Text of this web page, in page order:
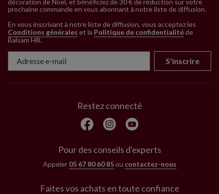
décoration de Noël, et bénéficiez de 30 € de réduction sur votre
prochaine commande en vous abonnant à notre liste de diffusion.
En vous inscrivant à notre liste de diffusion, vous acceptez les
Conditions générales et la Politique de confidentialitéde
Balsam Hill.
S'inscrire
Restez connecté
Pour des conseils d'experts
Appeler 05 67 80 60 85ou contactez-nous
Faites vos achats en toute confiance